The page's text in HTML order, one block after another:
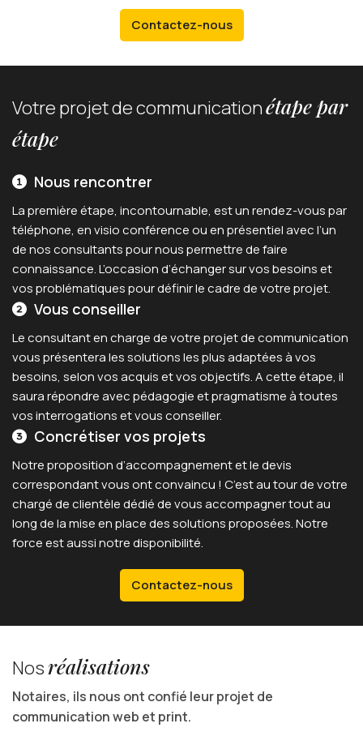
Contactez-nous
Votre projet de communicationétape par
étape
Nous rencontrer
La première étape, incontournable, est un rendez-vous par
téléphone, en visio conférence ou en présentiel avec l’un
de nos consultants pour nous permettre de faire
connaissance. L’occasion d’échanger sur vos besoins et
vos problématiques pour définir le cadre de votre projet.
Vous conseiller
Le consultant en charge de votre projet de communication
vous présentera les solutions les plus adaptées à vos
besoins, selon vos acquis et vos objectifs. A cette étape, il
saura répondre avec pédagogie et pragmatisme à toutes
vos interrogations et vous conseiller.
Concrétiser vos projets
Notre proposition d’accompagnement et le devis
correspondant vous ont convaincu ! C’est au tour de votre
chargé de clientèle dédié de vous accompagner tout au
long de la mise en place des solutions proposées. Notre
force est aussi notre disponibilité.
Contactez-nous
Nos réalisations
Notaires, ils nous ont confié leur projet de
communication web et print.